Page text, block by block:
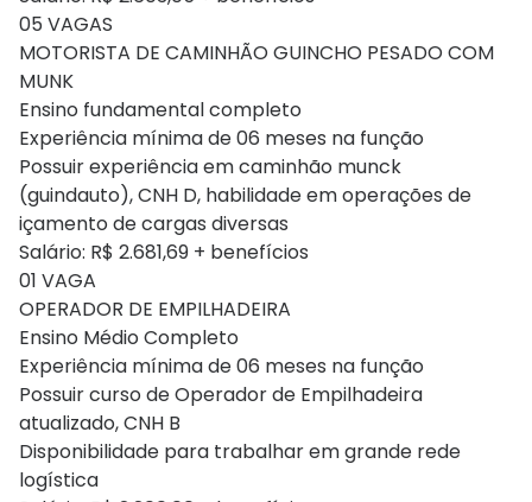
05 VAGAS
MOTORISTA DE CAMINHÃO GUINCHO PESADO COM
MUNK
Ensino fundamental completo
Experiência mínima de 06 meses na função
Possuir experiência em caminhão munck
(guindauto), CNH D, habilidade em operações de
içamento de cargas diversas
Salário: R$ 2.681,69 + benefícios
01 VAGA
OPERADOR DE EMPILHADEIRA
Ensino Médio Completo
Experiência mínima de 06 meses na função
Possuir curso de Operador de Empilhadeira
atualizado, CNH B
Disponibilidade para trabalhar em grande rede
logística